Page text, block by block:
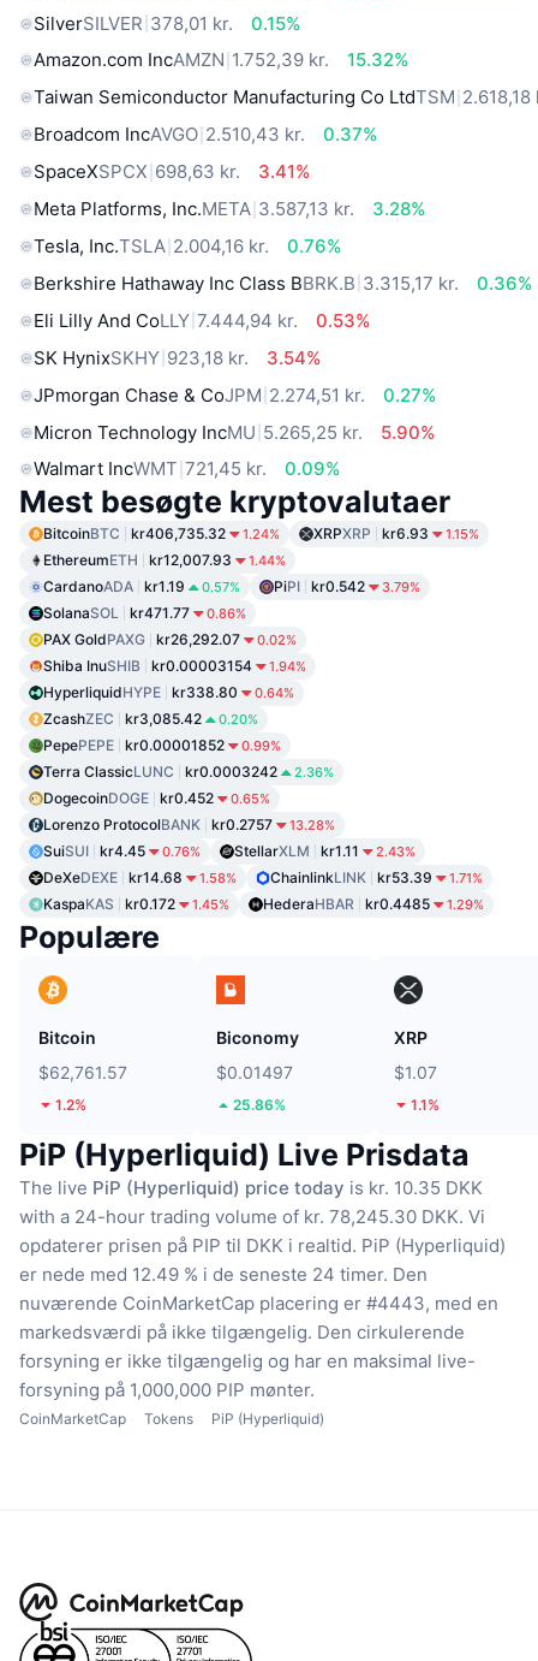
SilverSILVER 378,01 kr.
0.15%
Amazon.com IncAMZN 1.752,39 kr.
15.32%
Taiwan Semiconductor Manufacturing Co LtdTSM 2.618,18
Broadcom IncAVGO 2.510,43 kr.
0.37%
SpaceXSPCX 698,63 kr.
3.41%
Meta Platforms, Inc.META 3.587,13 kr.
3.28%
Tesla, Inc.TSLA 2.004,16 kr.
0.76%
Berkshire Hathaway Inc Class BBRK.B 3.315,17 kr.
0.36%
Eli Lilly And CoLLY 7.444,94 kr.
0.53%
SK HynixSKHY 923,18 kr.
3.54%
JPmorgan Chase & CoJPM 2.274,51 kr.
0.27%
Micron Technology IncMU 5.265,25 kr.
5.90%
Walmart IncWMT 721,45 kr. 0.09%
Mest besøgte kryptovalutaer
BitcoinBTC kr406,735.32 1.24% XRPXRP kr6.93 1.15%
EthereumETH kr12,007.93 1.44%
CardanoADA kr1.19 0.57% PiPI kr0.542 3.79%
SolanaSOL kr471.77 0.86%
PAX GoldPAXG kr26,292.07 0.02%
Shiba InuSHIB kr0.00003154 1.94%
HyperliquidHYPE kr338.80 0.64%
ZcashZEC kr3,085.42 0.20%
PepePEPE kr0.00001852 0.99%
Terra ClassicLUNC kr0.0003242 2.36%
DogecoinDOGE kr0.452 0.65%
Lorenzo ProtocolBANK kr0.2757 13.28%
SuiSUI kr4.45 0.76% StellarXLM kr1.11 2.43%
DeXeDEXE kr14.68 1.58% ChainlinkLINK kr53.39 1.71%
KaspaKAS kr0.172 1.45% HederaHBAR kr0.4485 1.29%
Populære
Bitcoin
$62,761.57
1.2%
Biconomy
$0.01497
25.86%
XRP
$1.07
1.1%
PiP (Hyperliquid) Live Prisdata
The live PiP (Hyperliquid) price today is kr. 10.35 DKK
with a 24-hour trading volume of kr. 78,245.30 DKK. Vi
opdaterer prisen på PIP til DKK i realtid. PiP (Hyperliquid)
er nede med 12.49 % i de seneste 24 timer. Den
nuværende CoinMarketCap placering er #4443, med en
markedsværdi på ikke tilgængelig. Den cirkulerende
forsyning er ikke tilgængelig og har en maksimal live-
forsyning på 1,000,000 PIP mønter.
CoinMarketCap Tokens PiP (Hyperliquid)